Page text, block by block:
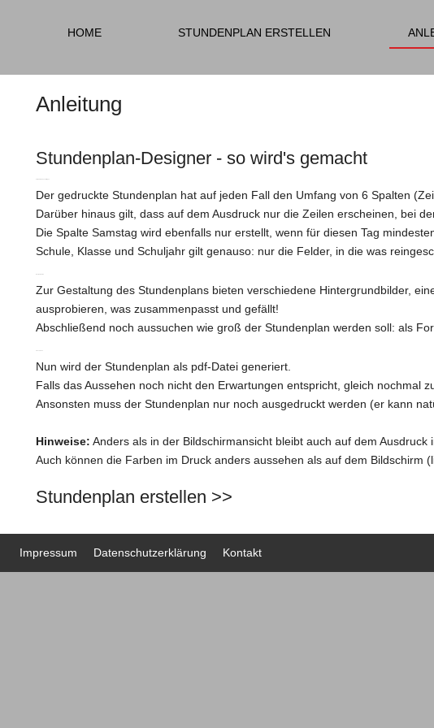
HOME STUNDENPLAN ERSTELLEN
Anleitung
Stundenplan-Designer - so wird's gemacht
Der gedruckte Stundenplan hat auf jeden Fall den Umfang von 6 Spalten
Darüber hinaus gilt, dass auf dem Ausdruck nur die Zeilen erscheinen, bei
Die Spalte Samstag wird ebenfalls nur erstellt, wenn für diesen Tag
Schule, Klasse und Schuljahr gilt genauso: nur die Felder, in die was
Zur Gestaltung des Stundenplans bieten verschiedene Hintergrundbilder,
ausprobieren, was zusammenpasst und gefällt!
Abschließend noch aussuchen wie groß der Stundenplan werden soll: als
Nun wird der Stundenplan als pdf-Datei generiert.
Falls das Aussehen noch nicht den Erwartungen entspricht, gleich nochmal
Ansonsten muss der Stundenplan nur noch ausgedruckt werden (er kann
Hinweise: Anders als in der Bildschirmansicht bleibt auch auf dem
Auch können die Farben im Druck anders aussehen als auf dem Bildschirm
Stundenplan erstellen >>
Impressum Datenschutzerklärung Kontakt